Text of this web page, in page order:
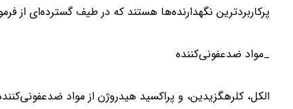
پرکاربردترین نگهدارنده‌ها هستند که در طیف گسترده‌ای از
_مواد ضدعفونی‌کننده
الکل، کلرهگزیدین، و پراکسید هیدروژن از مواد